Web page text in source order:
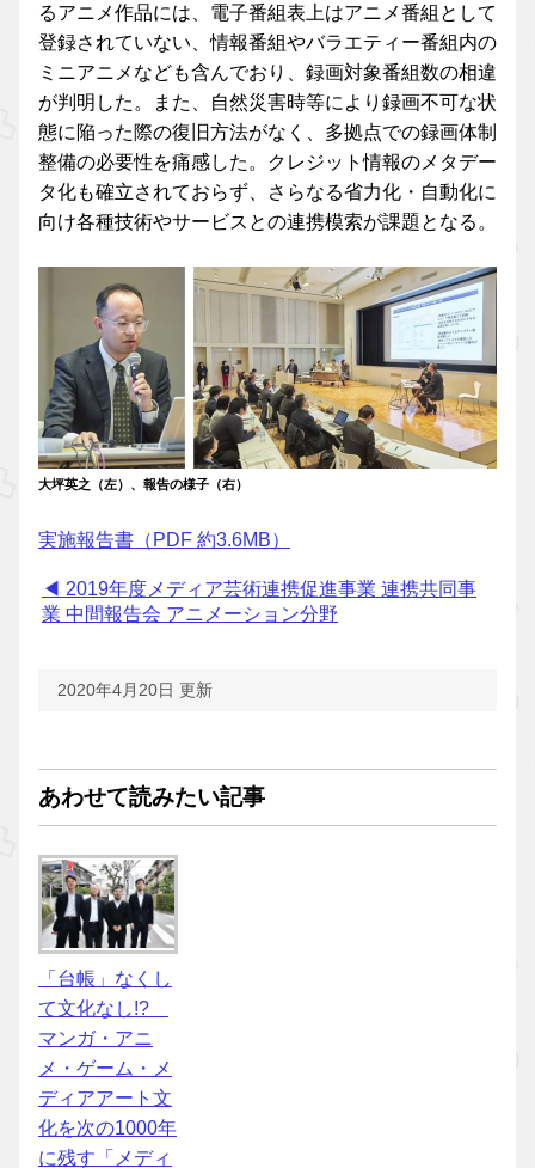
るアニメ作品には、電子番組表上はアニメ番組として
登録されていない、情報番組やバラエティー番組内の
ミニアニメなども含んでおり、録画対象番組数の相違
が判明した。また、自然災害時等により録画不可な状
態に陥った際の復旧方法がなく、多拠点での録画体制
整備の必要性を痛感した。クレジット情報のメタデー
タ化も確立されておらず、さらなる省力化・自動化に
向け各種技術やサービスとの連携模索が課題となる。
大坪英之（左）、報告の様子（右）
実施報告書（PDF 約3.6MB）
◀ 2019年度メディア芸術連携促進事業 連携共同事
業 中間報告会 アニメーション分野
2020年4月20日 更新
あわせて読みたい記事
「台帳」なくし
て文化なし!?
マンガ・アニ
メ・ゲーム・メ
ディアアート文
化を次の1000年
に残す「メディ